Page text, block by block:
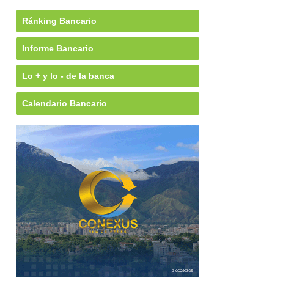
Ránking Bancario
Informe Bancario
Lo + y lo - de la banca
Calendario Bancario